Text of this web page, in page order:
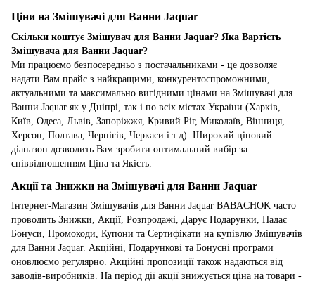
Ціни на Змішувачі для Ванни Jaquar
Скільки коштує Змішувач для Ванни Jaquar? Яка Вартість
Змішувача для Ванни Jaquar?
Ми працюємо безпосередньо з постачальниками - це дозволяє
надати Вам прайс з найкращими, конкурентоспроможними,
актуальними та максимально вигідними цінами на Змішувачі для
Ванни Jaquar як у Дніпрі, так і по всіх містах України (Харків,
Київ, Одеса, Львів, Запоріжжя, Кривий Ріг, Миколаїв, Вінниця,
Херсон, Полтава, Чернігів, Черкаси і т.д). Широкий ціновий
діапазон дозволить Вам зробити оптимальний вибір за
співвідношенням Ціна та Якість.
Акції та Знижки на Змішувачі для Ванни Jaquar
Інтернет-Магазин Змішувачів для Ванни Jaquar BABACHOK часто
проводить Знижки, Акції, Розпродажі, Дарує Подарунки, Надає
Бонуси, Промокоди, Купони та Сертифікати на купівлю Змішувачів
для Ванни Jaquar. Акційні, Подарункові та Бонусні програми
оновлюємо регулярно. Акційні пропозиції також надаються від
заводів-виробників. На період дії акції знижується ціна на товари -